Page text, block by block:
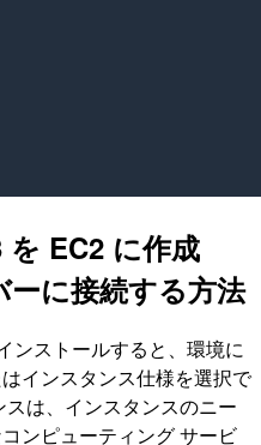
EC2 に作成
ーに接続する方法
ンストールすると、環境に
インスタンス仕様を選択で
は、インスタンスのニー
ンピューティング サービ